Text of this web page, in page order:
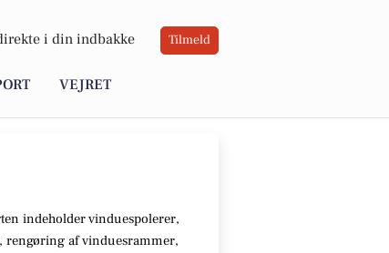
i din indbakke Tilmeld
VEJRET
indeholder vinduespolerer,
rengøring af vinduesrammer,